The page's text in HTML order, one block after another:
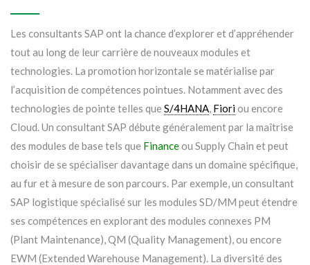
Les consultants SAP ont la chance d’explorer et d’appréhender
tout au long de leur carrière de nouveaux modules et
technologies. La promotion horizontale se matérialise par
l’acquisition de compétences pointues. Notamment avec des
technologies de pointe telles que S/4HANA, Fioriou encore
Cloud. Un consultant SAP débute généralement par la maîtrise
des modules de base tels que Financeou Supply Chain et peut
choisir de se spécialiser davantage dans un domaine spécifique,
au fur et à mesure de son parcours. Par exemple, un consultant
SAP logistique spécialisé sur les modules SD/MM peut étendre
ses compétences en explorant des modules connexes PM
(Plant Maintenance), QM (Quality Management), ou encore
EWM (Extended Warehouse Management). La diversité des